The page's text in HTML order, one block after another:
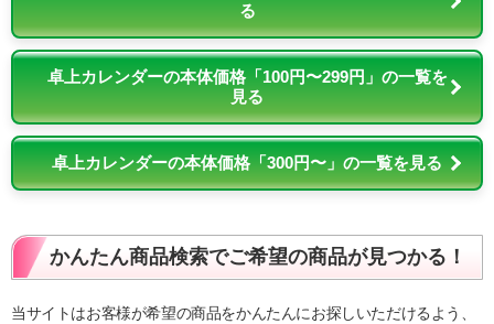
る
卓上カレンダーの本体価格「100円〜299円」の一覧を
見る
卓上カレンダーの本体価格「300円〜」の一覧を見る
かんたん商品検索でご希望の商品が見つかる！
当サイトはお客様が希望の商品をかんたんにお探しいただけるよう、